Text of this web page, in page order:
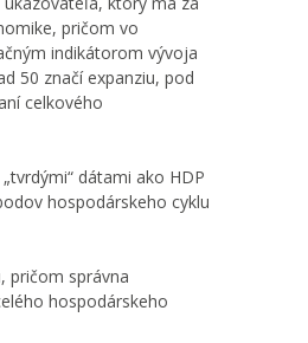
pričom vo
indikátorom vývoja
50 značí expanziu, pod
celkového
dátami ako HDP
hospodárskeho cyklu
pričom správna
hospodárskeho